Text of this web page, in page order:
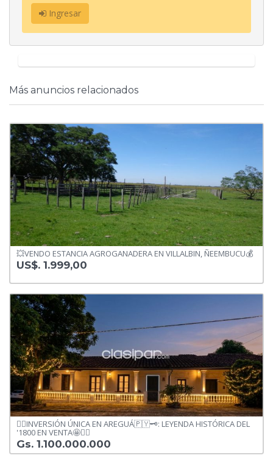
Ingresar
Más anuncios relacionados
💥VENDO ESTANCIA AGROGANADERA EN VILLALBIN, ÑEEMBUCU💰
US$. 1.999,00
🧙‍♂️INVERSIÓN ÚNICA EN AREGUÁ🇵🇾🗝: LEYENDA HISTÓRICA DEL
'1800 EN VENTA🤩🧙‍♂️
Gs. 1.100.000.000